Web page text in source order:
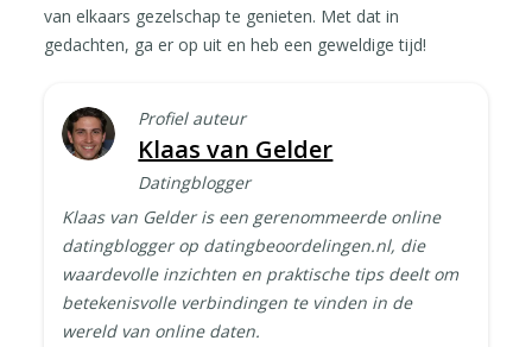
van elkaars gezelschap te genieten. Met dat in
gedachten, ga er op uit en heb een geweldige tijd!
Profiel auteur
Klaas van Gelder
Datingblogger
Klaas van Gelder is een gerenommeerde online
datingblogger op datingbeoordelingen.nl, die
waardevolle inzichten en praktische tips deelt om
betekenisvolle verbindingen te vinden in de
wereld van online daten.